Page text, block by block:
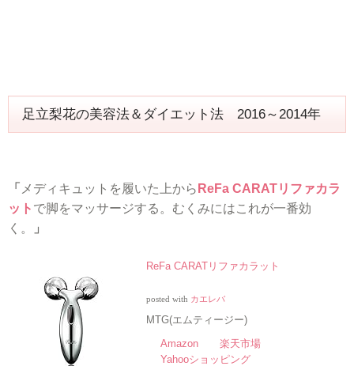
足立梨花の美容法＆ダイエット法 2016～2014年
「 メディキュットを履いた上から ReFa CARATリファカラ
ット で脚をマッサージする。むくみにはこれが一番効
く。
」
ReFa CARATリファカラット
posted with カエレバ
MTG(エムティージー)
Amazon
楽天市場
Yahooショッピング